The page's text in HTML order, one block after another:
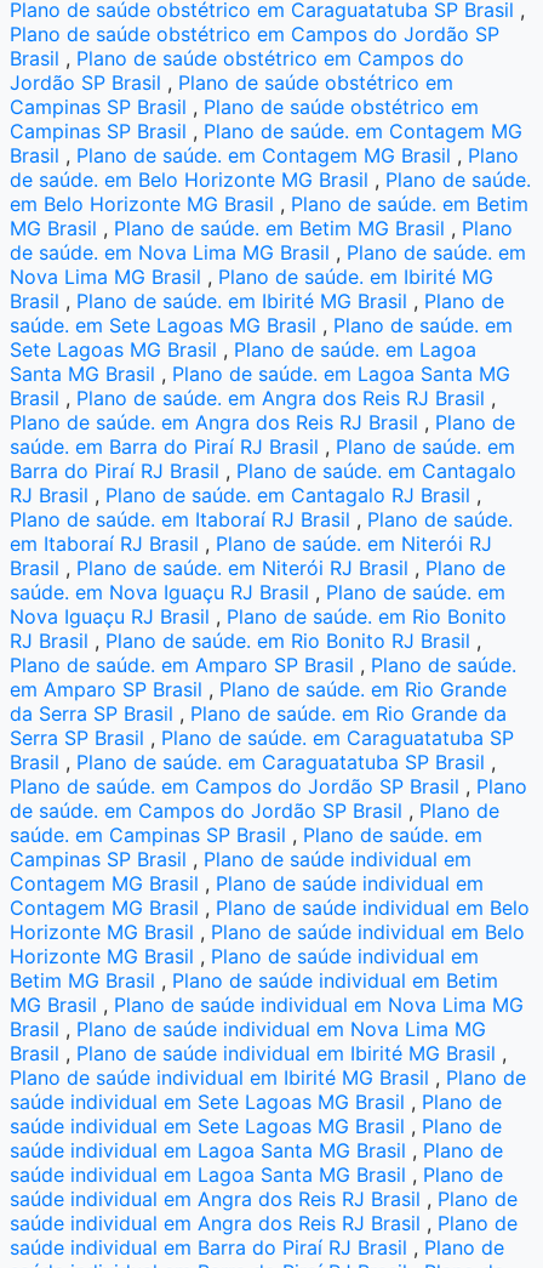
Plano de saúde obstétrico em Caraguatatuba SP Brasil ,
Plano de saúde obstétrico em Campos do Jordão SP
Brasil , Plano de saúde obstétrico em Campos do
Jordão SP Brasil , Plano de saúde obstétrico em
Campinas SP Brasil , Plano de saúde obstétrico em
Campinas SP Brasil , Plano de saúde. em Contagem MG
Brasil , Plano de saúde. em Contagem MG Brasil , Plano
de saúde. em Belo Horizonte MG Brasil , Plano de saúde.
em Belo Horizonte MG Brasil , Plano de saúde. em Betim
MG Brasil , Plano de saúde. em Betim MG Brasil , Plano
de saúde. em Nova Lima MG Brasil , Plano de saúde. em
Nova Lima MG Brasil , Plano de saúde. em Ibirité MG
Brasil , Plano de saúde. em Ibirité MG Brasil , Plano de
saúde. em Sete Lagoas MG Brasil , Plano de saúde. em
Sete Lagoas MG Brasil , Plano de saúde. em Lagoa
Santa MG Brasil , Plano de saúde. em Lagoa Santa MG
Brasil , Plano de saúde. em Angra dos Reis RJ Brasil ,
Plano de saúde. em Angra dos Reis RJ Brasil , Plano de
saúde. em Barra do Piraí RJ Brasil , Plano de saúde. em
Barra do Piraí RJ Brasil , Plano de saúde. em Cantagalo
RJ Brasil , Plano de saúde. em Cantagalo RJ Brasil ,
Plano de saúde. em Itaboraí RJ Brasil , Plano de saúde.
em Itaboraí RJ Brasil , Plano de saúde. em Niterói RJ
Brasil , Plano de saúde. em Niterói RJ Brasil , Plano de
saúde. em Nova Iguaçu RJ Brasil , Plano de saúde. em
Nova Iguaçu RJ Brasil , Plano de saúde. em Rio Bonito
RJ Brasil , Plano de saúde. em Rio Bonito RJ Brasil ,
Plano de saúde. em Amparo SP Brasil , Plano de saúde.
em Amparo SP Brasil , Plano de saúde. em Rio Grande
da Serra SP Brasil , Plano de saúde. em Rio Grande da
Serra SP Brasil , Plano de saúde. em Caraguatatuba SP
Brasil , Plano de saúde. em Caraguatatuba SP Brasil ,
Plano de saúde. em Campos do Jordão SP Brasil , Plano
de saúde. em Campos do Jordão SP Brasil , Plano de
saúde. em Campinas SP Brasil , Plano de saúde. em
Campinas SP Brasil , Plano de saúde individual em
Contagem MG Brasil , Plano de saúde individual em
Contagem MG Brasil , Plano de saúde individual em Belo
Horizonte MG Brasil , Plano de saúde individual em Belo
Horizonte MG Brasil , Plano de saúde individual em
Betim MG Brasil , Plano de saúde individual em Betim
MG Brasil , Plano de saúde individual em Nova Lima MG
Brasil , Plano de saúde individual em Nova Lima MG
Brasil , Plano de saúde individual em Ibirité MG Brasil ,
Plano de saúde individual em Ibirité MG Brasil , Plano de
saúde individual em Sete Lagoas MG Brasil , Plano de
saúde individual em Sete Lagoas MG Brasil , Plano de
saúde individual em Lagoa Santa MG Brasil , Plano de
saúde individual em Lagoa Santa MG Brasil , Plano de
saúde individual em Angra dos Reis RJ Brasil , Plano de
saúde individual em Angra dos Reis RJ Brasil , Plano de
saúde individual em Barra do Piraí RJ Brasil , Plano de